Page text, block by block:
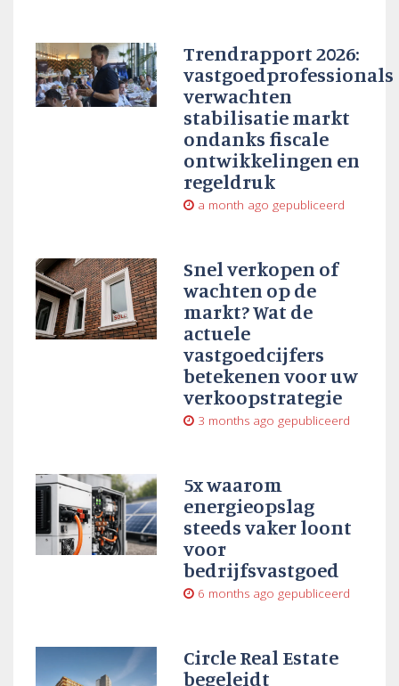
Trendrapport 2026:
vastgoedprofessionals
verwachten
stabilisatie markt
ondanks fiscale
ontwikkelingen en
regeldruk
a month ago gepubliceerd
Snel verkopen of
wachten op de
markt? Wat de
actuele
vastgoedcijfers
betekenen voor uw
verkoopstrategie
3 months ago gepubliceerd
5x waarom
energieopslag
steeds vaker loont
voor
bedrijfsvastgoed
6 months ago gepubliceerd
Circle Real Estate
begeleidt